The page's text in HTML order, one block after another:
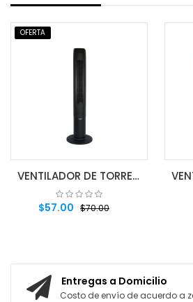
OFERTA
VENTILADOR DE TORRE 46´´ HYTF46DC NEGRO
$57.00 $70.00
Entregas a Domicilio
Costo de envío de acuerdo a